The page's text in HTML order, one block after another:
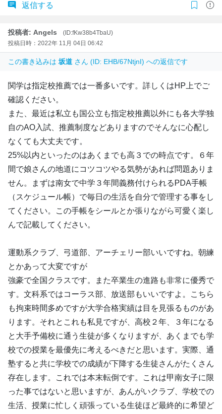
返信する
投稿者: Angels
(ID:fKw38b4TbaU)
投稿日時：2022年 11月 04日 06:42
この書き込みは 坂道 さん (ID: EHB/67NtjnI) への返信です
関学は指定校推薦では一番多いです。詳しくはHP上でご
確認ください。
また、最近は私立も国公立も指定校推薦以外にも各大学独
自のAO入試、推薦制度などありますのでそんなに心配し
なくても大丈夫です。
25%以内といったのはあくまでも高３での時点です。６年
間で娘さんの地道にコツコツやる気勢があれば問題ありま
せん。まずは南女で中学３年間義務付けられるPDA手帳
（スケジュール帳）で毎日の生活を自分で管理する事をし
てください。この手帳をシールとか張りながら可愛く楽し
んで記載してください。
運動系クラブ、弓道部、アーチェリー部いいですね。朝練
とかあって大変ですが
強豪で全国クラスです。また卒業生の進路も非常に優秀で
す。文科系ではコーラス部、放送部もいいですよ。こちら
も拘束時間多めですが大学合格実績は目を見張るものがあ
ります。それとこれも私見ですが、高校２年、３年になる
と大手予備校に通う生徒が多くなりますが、あくまでも学
校での授業を最優先に考えるべきだと思います。実際、通
塾すると共に学校での成績が下降する生徒さんがたくさん
存在します。これでは本末転倒です。これは甲南女子に限
った事ではないと思いますが、あんがいクラブ、学校での
生活、授業に忙しく頑張っている生徒ほど最終的に希望ど